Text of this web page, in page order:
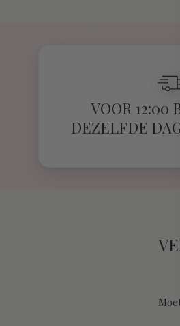
VOOR 12:00
DEZELFDE